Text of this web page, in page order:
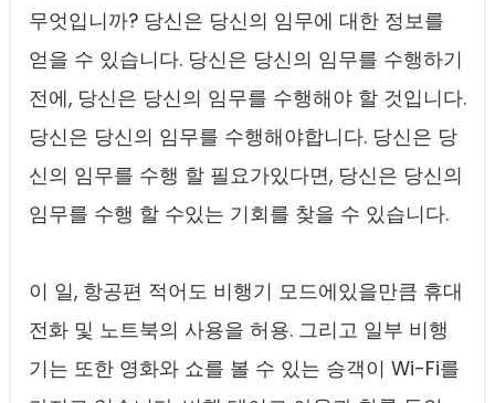
무엇입니까? 당신은 당신의 임무에 대한 정보를
얻을 수 있습니다. 당신은 당신의 임무를 수행하기
전에, 당신은 당신의 임무를 수행해야 할 것입니다.
당신은 당신의 임무를 수행해야합니다. 당신은 당
신의 임무를 수행 할 필요가있다면, 당신은 당신의
임무를 수행 할 수있는 기회를 찾을 수 있습니다.
이 일, 항공편 적어도 비행기 모드에있을만큼 휴대
전화 및 노트북의 사용을 허용. 그리고 일부 비행
기는 또한 영화와 쇼를 볼 수 있는 승객이 Wi-Fi를